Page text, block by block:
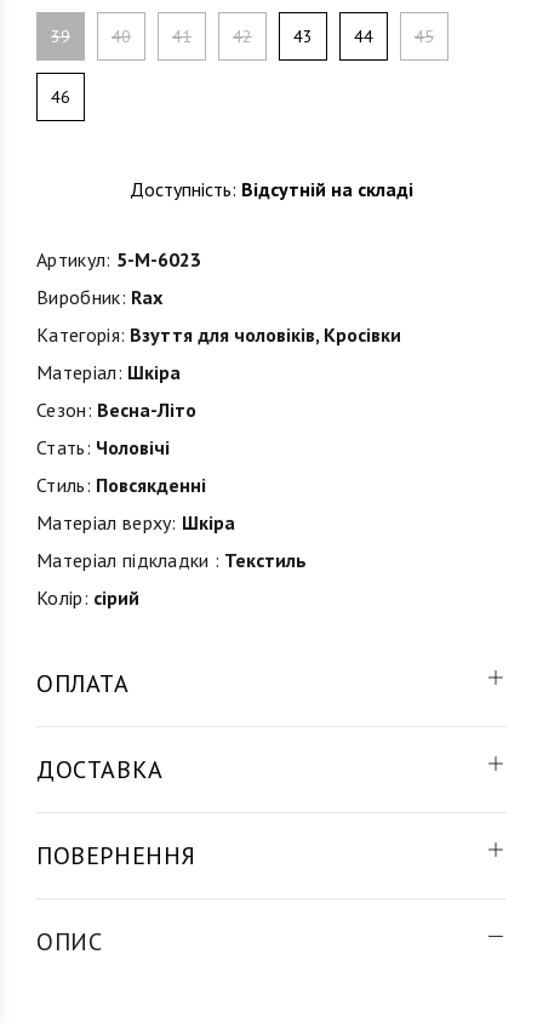
39 40 41 42 43 44 45
46
Доступність: Відсутній на складі
Артикул: 5-M-6023
Виробник: Rax
Категорія: Взуття для чоловіків, Кросівки
Матеріал: Шкіра
Сезон: Весна-Літо
Стать: Чоловічі
Стиль: Повсякденні
Матеріал верху: Шкіра
Матеріал підкладки : Текстиль
Колір: сірий
ОПЛАТА
ДОСТАВКА
ПОВЕРНЕННЯ
ОПИС